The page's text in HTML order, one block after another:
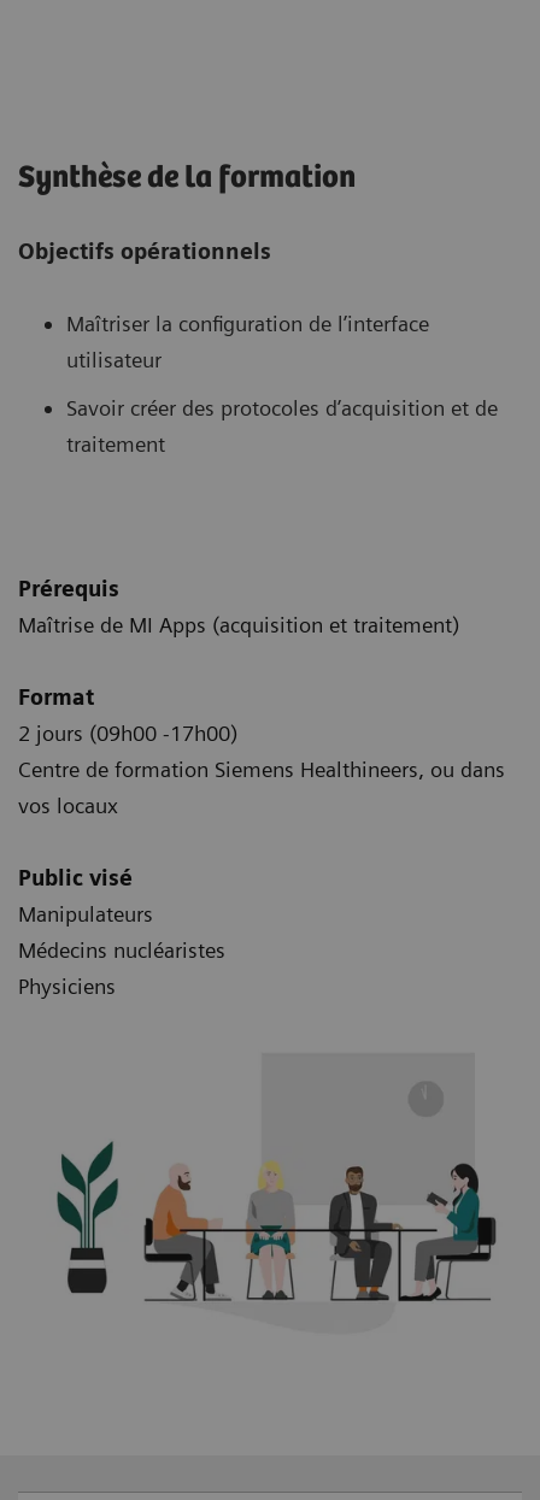
Synthèse de la formation
Objectifs opérationnels
Maîtriser la configuration de l’interface
utilisateur
Savoir créer des protocoles d’acquisition et de
traitement
Prérequis
Maîtrise de MI Apps (acquisition et traitement)
Format
2 jours (09h00 -17h00)
Centre de formation Siemens Healthineers, ou dans
vos locaux
Public visé
Manipulateurs
Médecins nucléaristes
Physiciens